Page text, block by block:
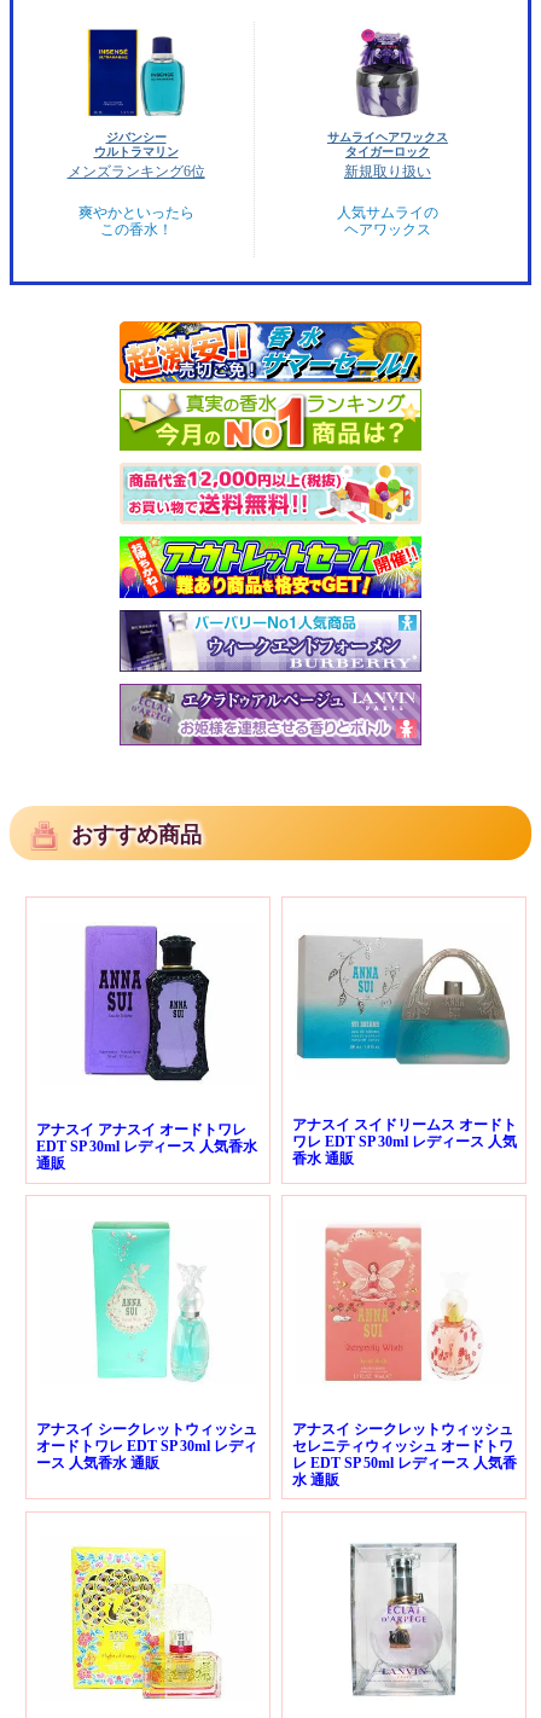
ジバンシー
ウルトラマリン
メンズランキング6位
爽やかといったら
この香水！
サムライヘアワックス
タイガーロック
新規取り扱い
人気サムライの
ヘアワックス
おすすめ商品
アナスイ アナスイ オードトワレ
EDT SP 30ml レディース 人気香水
通販
アナスイ スイドリームス オードト
ワレ EDT SP 30ml レディース 人気
香水 通販
アナスイ シークレットウィッシュ
オードトワレ EDT SP 30ml レディ
ース 人気香水 通販
アナスイ シークレットウィッシュ
セレニティウィッシュ オードトワ
レ EDT SP 50ml レディース 人気香
水 通販